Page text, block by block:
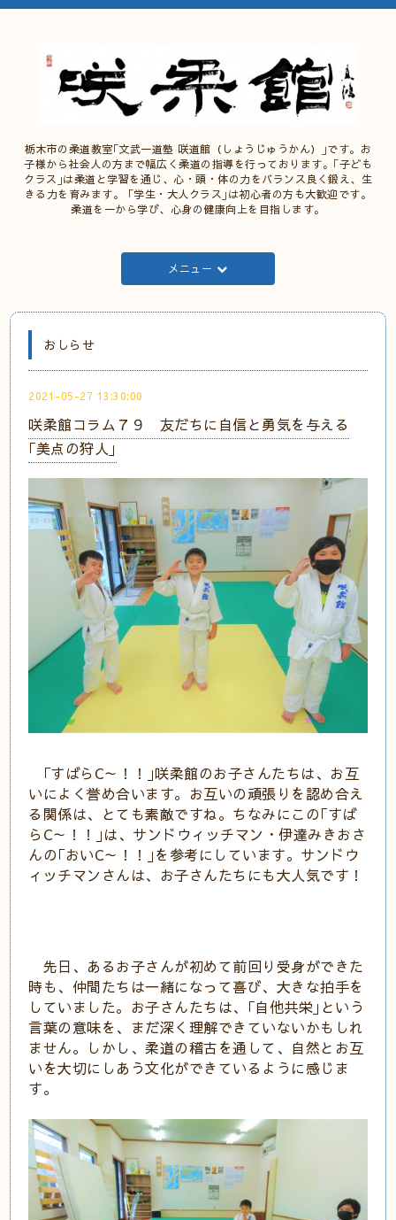
栃木市の柔道教室｢文武一道塾 咲道館（しょうじゅうかん）｣です。お
子様から社会人の方まで幅広く柔道の指導を行っております。｢子ども
クラス｣は柔道と学習を通じ、心・頭・体の力をバランス良く鍛え、生
きる力を育みます。 ｢学生・大人クラス｣は初心者の方も大歓迎です。
柔道を一から学び、心身の健康向上を目指します。
メニュー
おしらせ
2021-05-27 13:30:00
咲柔館コラム７９ 友だちに自信と勇気を与える
｢美点の狩人｣
｢すばらC～！！｣咲柔館のお子さんたちは、お互
いによく誉め合います。お互いの頑張りを認め合え
る関係は、とても素敵ですね。ちなみにこの｢すば
らC～！！｣は、サンドウィッチマン・伊達みきおさ
んの｢おいC～！！｣を参考にしています。サンドウ
ィッチマンさんは、お子さんたちにも大人気です！
先日、あるお子さんが初めて前回り受身ができた
時も、仲間たちは一緒になって喜び、大きな拍手を
していました。お子さんたちは、｢自他共栄｣という
言葉の意味を、まだ深く理解できていないかもしれ
ません。しかし、柔道の稽古を通して、自然とお互
いを大切にしあう文化ができているように感じま
す。